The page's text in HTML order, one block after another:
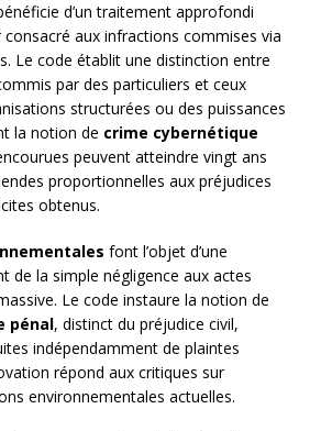
d’un traitement approfondi
aux infractions commises via
Le code établit une distinction entre
par des particuliers et ceux
structurées ou des puissances
la notion de crime cybernétique
peuvent atteindre vingt ans
proportionnelles aux préjudices
obtenus.
font l’objet d’une
de la simple négligence aux actes
Le code instaure la notion de
pénal, distinct du préjudice civil,
indépendamment de plaintes
répond aux critiques sur
environnementales actuelles.